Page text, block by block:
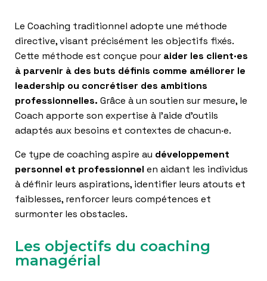
Le Coaching traditionnel adopte une méthode
directive, visant précisément les objectifs fixés.
Cette méthode est conçue pour aider les client·es
à parvenir à des buts définis comme améliorer le
leadership ou concrétiser des ambitions
professionnelles. Grâce à un soutien sur mesure, le
Coach apporte son expertise à l’aide d’outils
adaptés aux besoins et contextes de chacun·e.
Ce type de coaching aspire au développement
personnel et professionnel en aidant les individus
à définir leurs aspirations, identifier leurs atouts et
faiblesses, renforcer leurs compétences et
surmonter les obstacles.
Les objectifs du coaching
managérial